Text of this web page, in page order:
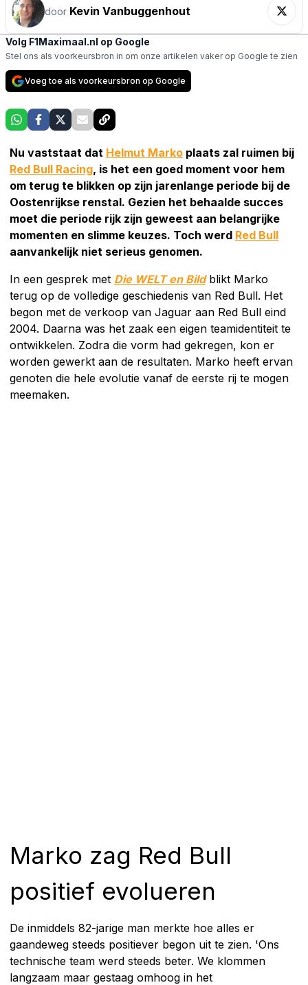
door Kevin Vanbuggenhout
Volg F1Maximaal.nl op Google
Stel ons als voorkeursbron in om onze artikelen vaker op Google te zien
Voeg toe als voorkeursbron op Google
Nu vaststaat dat Helmut Marko plaats zal ruimen bij
Red Bull Racing, is het een goed moment voor hem
om terug te blikken op zijn jarenlange periode bij de
Oostenrijkse renstal. Gezien het behaalde succes
moet die periode rijk zijn geweest aan belangrijke
momenten en slimme keuzes. Toch werd Red Bull
aanvankelijk niet serieus genomen.
In een gesprek met Die WELT en Bild blikt Marko
terug op de volledige geschiedenis van Red Bull. Het
begon met de verkoop van Jaguar aan Red Bull eind
2004. Daarna was het zaak een eigen teamidentiteit te
ontwikkelen. Zodra die vorm had gekregen, kon er
worden gewerkt aan de resultaten. Marko heeft ervan
genoten die hele evolutie vanaf de eerste rij te mogen
meemaken.
Marko zag Red Bull
positief evolueren
De inmiddels 82-jarige man merkte hoe alles er
gaandeweg steeds positiever begon uit te zien. 'Ons
technische team werd steeds beter. We klommen
langzaam maar gestaag omhoog in het